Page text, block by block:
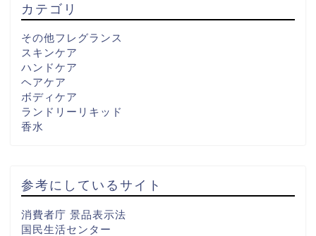
カテゴリ
その他フレグランス
スキンケア
ハンドケア
ヘアケア
ボディケア
ランドリーリキッド
香水
参考にしているサイト
消費者庁 景品表示法
国民生活センター